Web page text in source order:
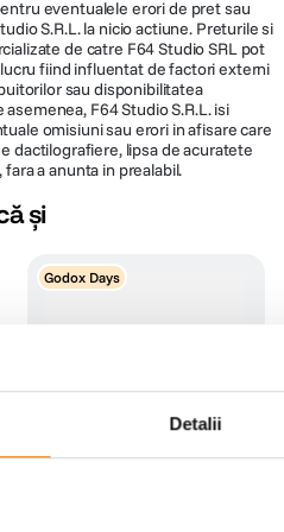
Detalii
eventualele erori de pret sau
S.R.L. la nicio actiune. Preturile si
de catre F64 Studio SRL pot
fiind influentat de factori externi
sau disponibilitatea
F64 Studio S.R.L. isi
omisiuni sau erori in afisare care
dactilografiere, lipsa de acuratete
a anunta in prealabil.
și
Godox Days